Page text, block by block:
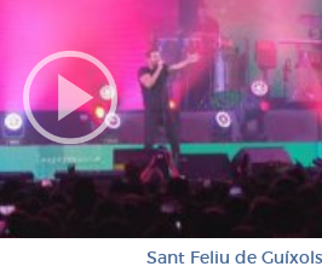
Sant Feliu de Guíxols